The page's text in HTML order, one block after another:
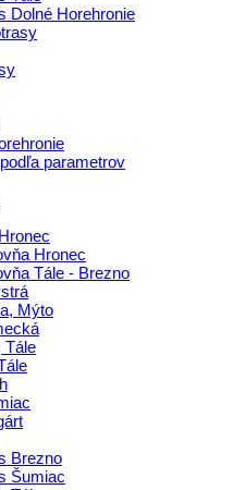
Dolné Horehronie
parametrov
Hronec
Tále - Brezno
Mýto
Tále
Brezno
Šumiac